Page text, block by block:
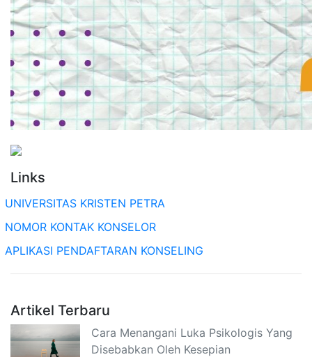
Links
UNIVERSITAS KRISTEN PETRA
NOMOR KONTAK KONSELOR
APLIKASI PENDAFTARAN KONSELING
Artikel Terbaru
Cara Menangani Luka Psikologis Yang
Disebabkan Oleh Kesepian